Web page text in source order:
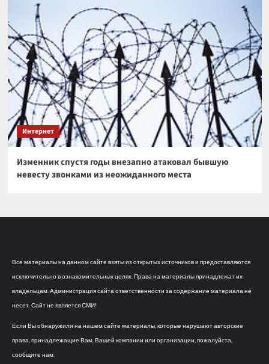
Интернет
Изменник спустя годы внезапно атаковал бывшую
невесту звонками из неожиданного места
Все материалы на данном сайте взяты из открытых источников и предоставляются
исключительно в ознакомительных целях. Права на материалы принадлежат их
владельцам. Администрация сайта ответственности за содержание материала не
несет. Сайт не является СМИ!
Если Вы обнаружили на нашем сайте материалы, которые нарушают авторские
права, принадлежащие Вам, Вашей компании или организации, пожалуйста,
сообщите нам.